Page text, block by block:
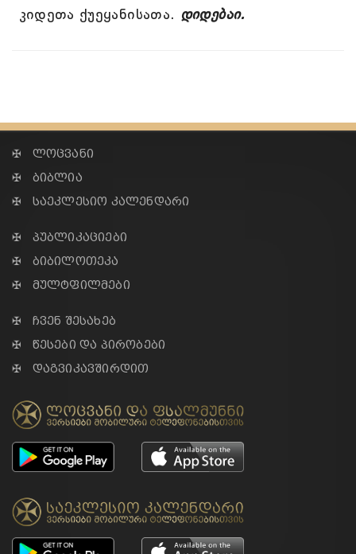
კიდეთა ქუეყანისათა. დიდებაი.
✠ ლოცვანი
✠ ბიბლია
✠ საეკლესიო კალენდარი
✠ პუბლიკაციები
✠ ბიბილოთეკა
✠ მულტფილმები
✠ ჩვენ შესახებ
✠ წესები და პირობები
✠ დაგვიკავშირდით